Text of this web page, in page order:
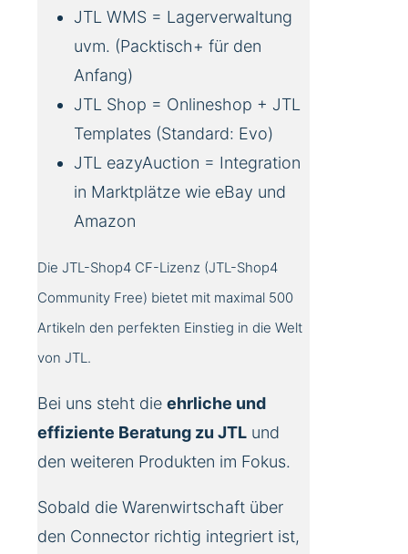
JTL WMS = Lagerverwaltung
uvm. (Packtisch+ für den
Anfang)
JTL Shop = Onlineshop + JTL
Templates (Standard: Evo)
JTL eazyAuction = Integration
in Marktplätze wie eBay und
Amazon
Die JTL-Shop4 CF-Lizenz (JTL-Shop4
Community Free) bietet mit maximal 500
Artikeln den perfekten Einstieg in die Welt
von JTL.
Bei uns steht die ehrliche und
effiziente Beratung zu JTL und
den weiteren Produkten im Fokus.
Sobald die Warenwirtschaft über
den Connector richtig integriert ist,